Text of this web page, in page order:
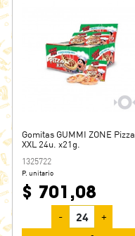
Gomitas GUMMI ZONE Pizza
XXL 24u. x21g.
1325722
P. unitario
$ 701,08
- +